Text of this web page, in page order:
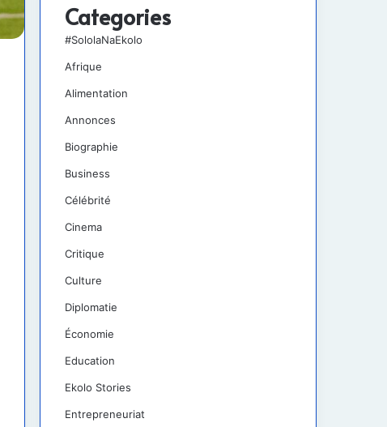
Categories
#SololaNaEkolo
Afrique
Alimentation
Annonces
Biographie
Business
Célébrité
Cinema
Critique
Culture
Diplomatie
Économie
Education
Ekolo Stories
Entrepreneuriat